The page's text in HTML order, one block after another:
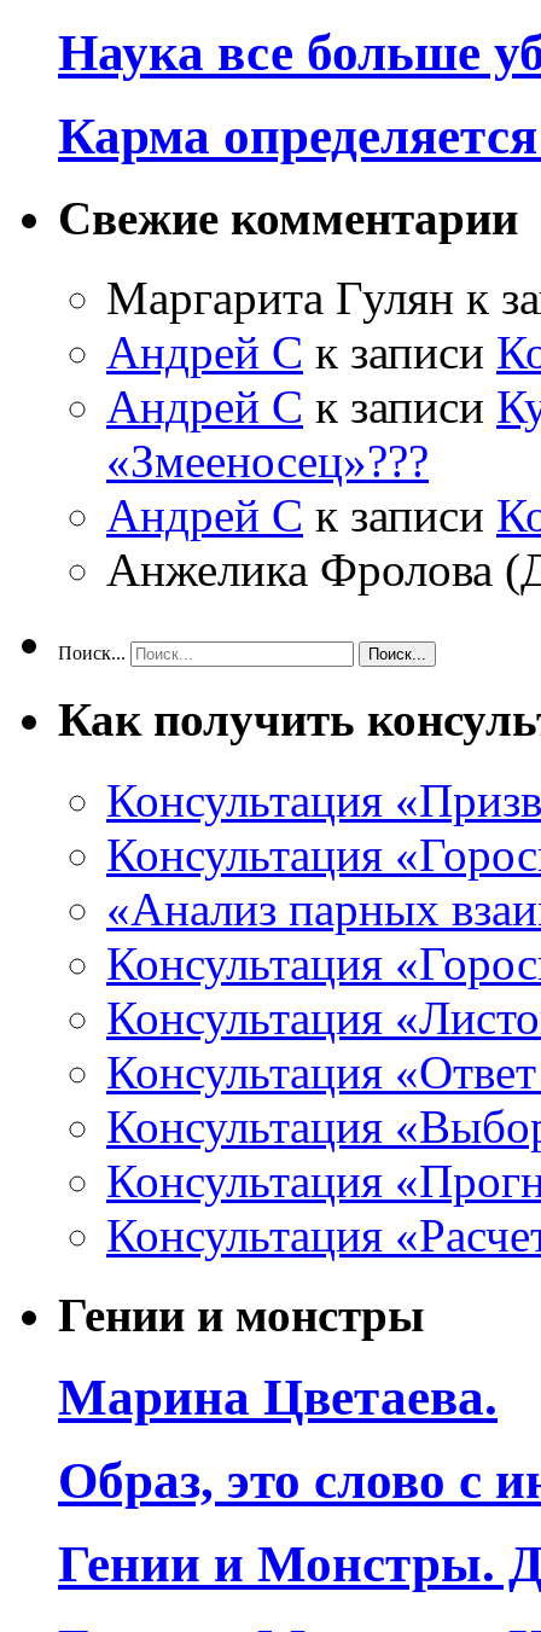
Наука все больше
Карма
Свежие комментарии
Маргарита Гулян к
Андрей С к записи
Андрей С к записи
«Змееносец»???
Андрей С к записи
Анжелика Фролова
Поиск...
Как получить
Консультация
Консультация
«Анализ парных
Консультация
Консультация
Консультация
Консультация
Консультация
Консультация
Гении и монстры
Марина Цветаева.
Образ, это слово с
Гении и Монстры.